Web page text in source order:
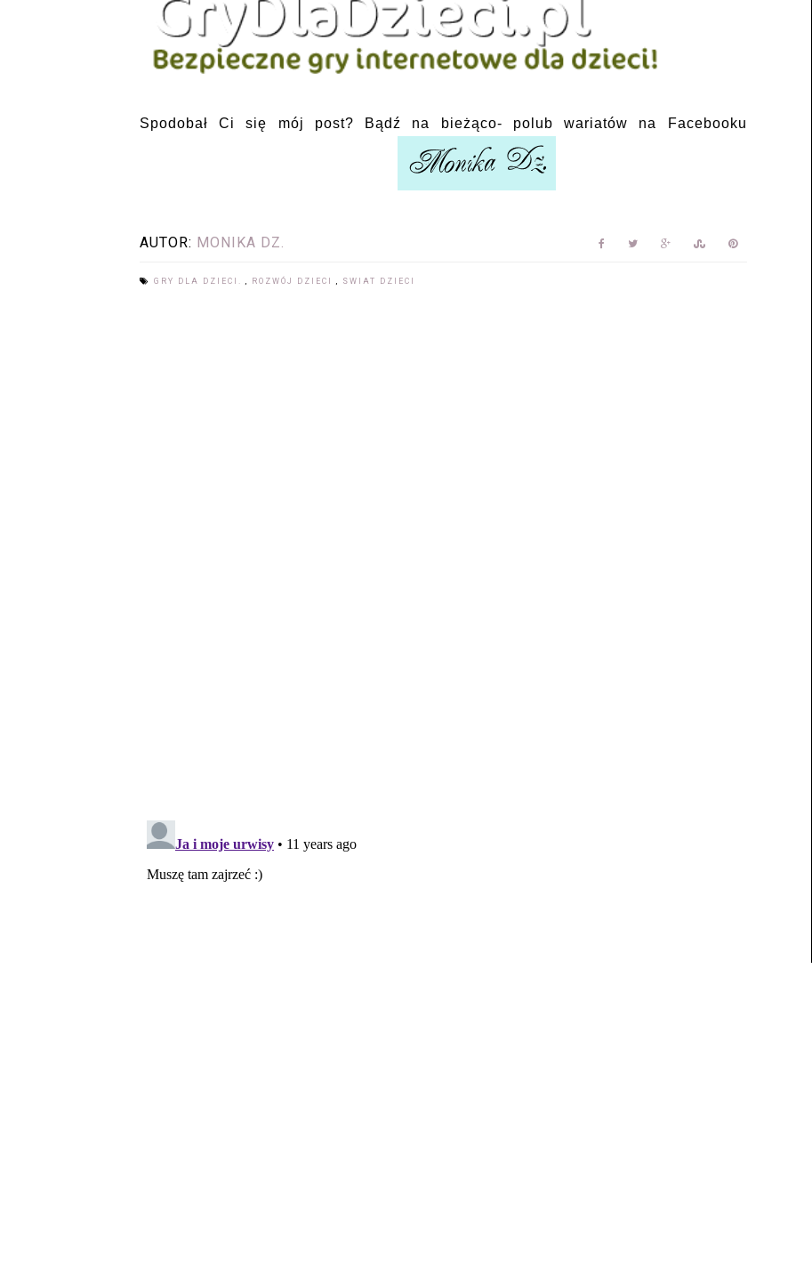
Spodobał Ci się mój post? Bądź na bieżąco- polub wariatów na Facebooku
AUTOR: MONIKA DZ.
GRY DLA DZIECI. ROZWÓJ DZIECI SWIAT DZIECI